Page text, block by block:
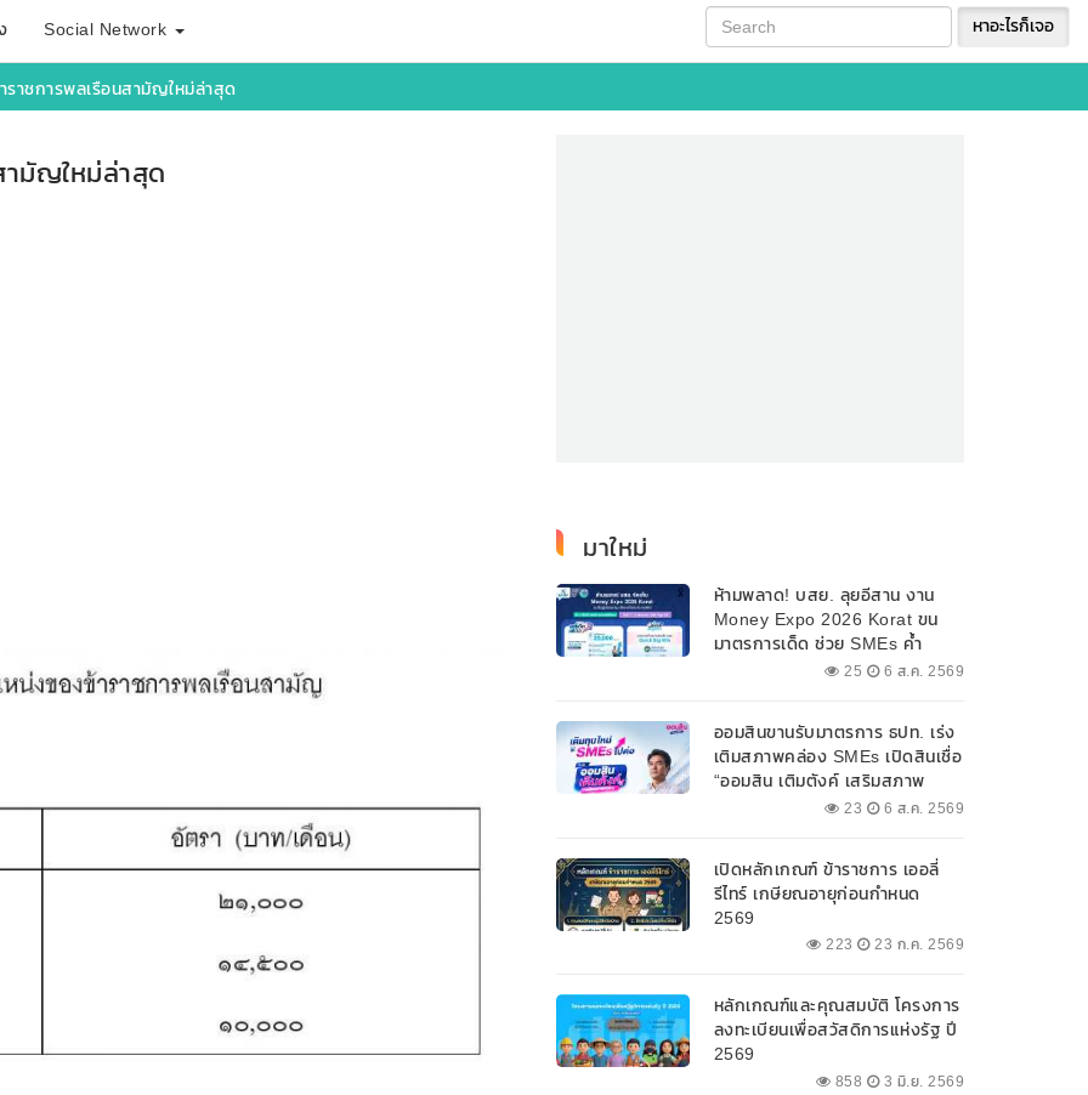
Social Network หาอะไรก็เจอ
ราชการพลเรือนสามัญใหม่ล่าสุด
ามัญใหม่ล่าสุด
มาใหม่
ห้ามพลาด! บสย. ลุยอีสาน งาน
Money Expo 2026 Korat ขน
มาตรการเด็ด ช่วย SMEs ค้ำ
ประกันสินเชื่อ-แก้หนี้ 7-9 ส.ค. 69
25 6 ส.ค. 2569
ออมสินขานรับมาตรการ ธปท. เร่ง
เติมสภาพคล่อง SMEs เปิดสินเชื่อ
“ออมสิน เติมตังค์ เสริมสภาพ
คล่อง” วงเงินรวม 2,000
วงเงินกู้สูงสุด 100% ของหลัก
ประกัน ผ่อนนานสูงสุด 10 ปี
23 6 ส.ค. 2569
เปิดหลักเกณฑ์ ข้าราชการ เออลี่
รีไทร์ เกษียณอายุก่อนกำหนด
2569
223 23 ก.ค. 2569
หลักเกณฑ์และคุณสมบัติ โครงการ
ลงทะเบียนเพื่อสวัสดิการแห่งรัฐ ปี
2569
858 3 มิ.ย. 2569